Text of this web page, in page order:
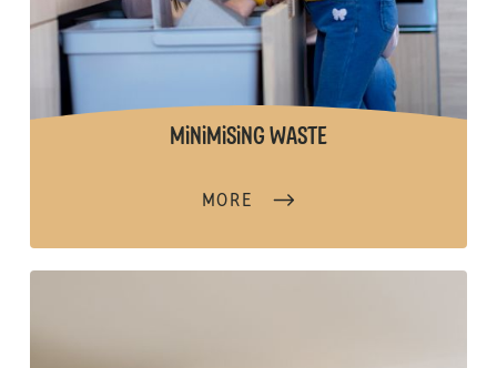
MiNiMiSiNG WASTE
MORE